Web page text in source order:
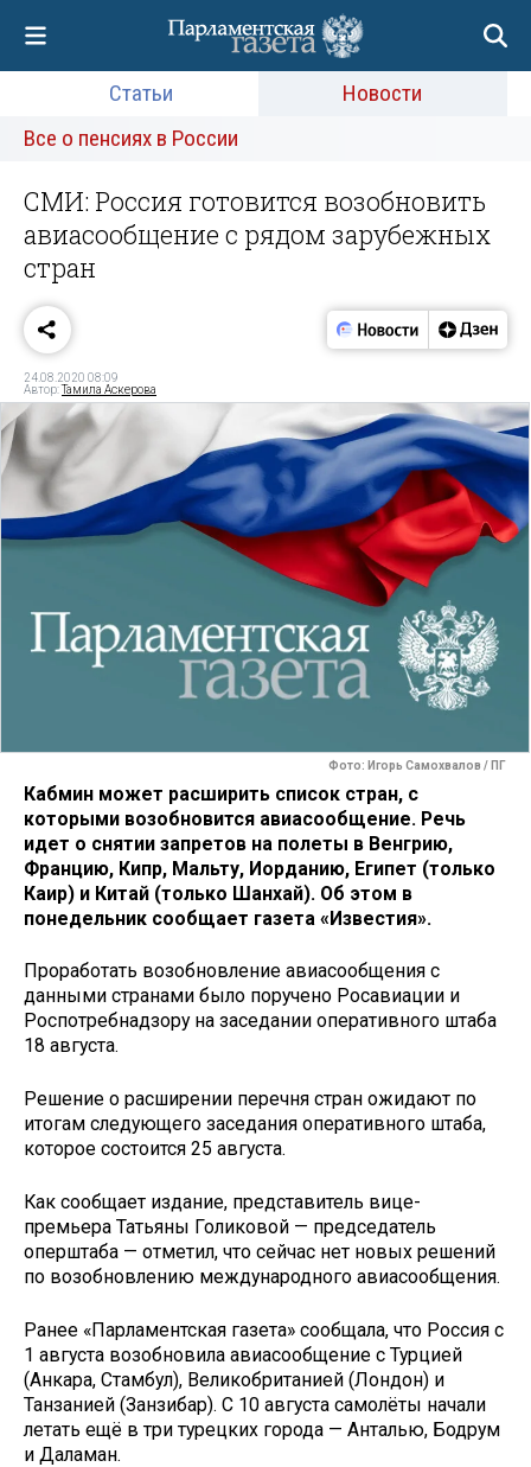
Статьи
Новости
Все о пенсиях в России
СМИ: Россия готовится возобновить
авиасообщение с рядом зарубежных
стран
24.08.2020 08:09
Автор:Тамила Аскерова
Фото: Игорь Самохвалов / ПГ
Кабмин может расширить список стран, с
которыми возобновится авиасообщение. Речь
идет о снятии запретов на полеты в Венгрию,
Францию, Кипр, Мальту, Иорданию, Египет (только
Каир) и Китай (только Шанхай). Об этом в
понедельник сообщает газета «Известия».
Проработать возобновление авиасообщения с
данными странами было поручено Росавиации и
Роспотребнадзору на заседании оперативного штаба
18 августа.
Решение о расширении перечня стран ожидают по
итогам следующего заседания оперативного штаба,
которое состоится 25 августа.
Как сообщает издание, представитель вице-
премьера Татьяны Голиковой — председатель
оперштаба — отметил, что сейчас нет новых решений
по возобновлению международного авиасообщения.
Ранее «Парламентская газета» сообщала, что Россия с
1 августа возобновила авиасообщение с Турцией
(Анкара, Стамбул), Великобританией (Лондон) и
Танзанией (Занзибар). С 10 августа самолёты начали
летать ещё в три турецких города — Анталью, Бодрум
и Даламан.